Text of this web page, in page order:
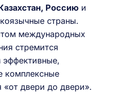
Россию и
страны.
международных
стремится
эффективные,
комплексные
«от двери до двери».